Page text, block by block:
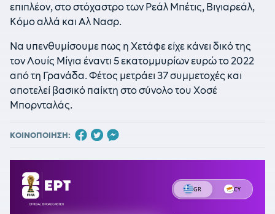
επιπλέον, στο στόχαστρο των Ρεάλ Μπέτις, Βιγιαρεάλ,
Κόμο αλλά και Αλ Νασρ.
Να υπενθυμίσουμε πως η Χετάφε είχε κάνει δικό της
τον Λουίς Μίγια έναντι 5 εκατομμυρίων ευρώ το 2022
από τη Γρανάδα. Φέτος μετράει 37 συμμετοχές και
αποτελεί βασικό παίκτη στο σύνολο του Χοσέ
Μπορνταλάς.
ΚΟΙΝΟΠΟΙΗΣΗ: